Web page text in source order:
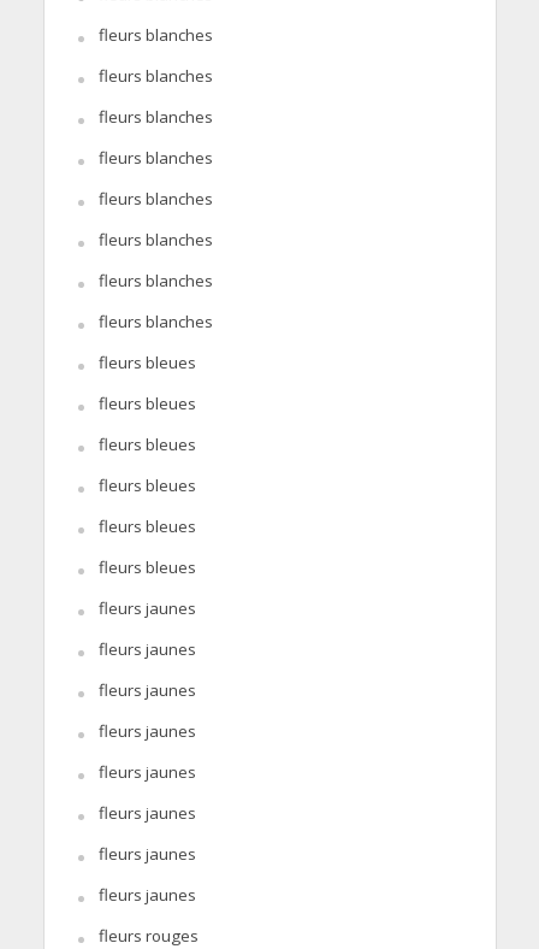
fleurs blanches
fleurs blanches
fleurs blanches
fleurs blanches
fleurs blanches
fleurs blanches
fleurs blanches
fleurs blanches
fleurs bleues
fleurs bleues
fleurs bleues
fleurs bleues
fleurs bleues
fleurs bleues
fleurs jaunes
fleurs jaunes
fleurs jaunes
fleurs jaunes
fleurs jaunes
fleurs jaunes
fleurs jaunes
fleurs jaunes
fleurs rouges